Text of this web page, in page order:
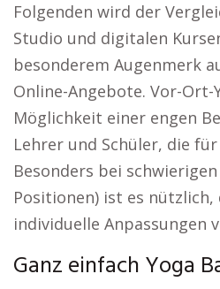
Folgenden wird der
Studio und digitalen
besonderem Augenmerk
Online-Angebote. Vor-
Möglichkeit einer engen
Lehrer und Schüler, die
Besonders bei schwierigen
Positionen) ist es nützlich,
individuelle Anpassungen
Ganz einfach Yoga